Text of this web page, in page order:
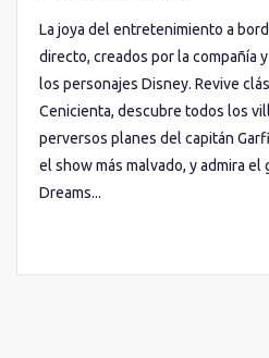
La joya del entretenimiento a
directo, creados por la compañía
los personajes Disney. Revive
Cenicienta, descubre todos los
perversos planes del capitán
el show más malvado, y admira
Dreams...